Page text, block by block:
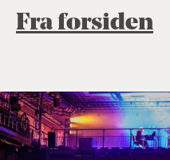
Fra forsiden